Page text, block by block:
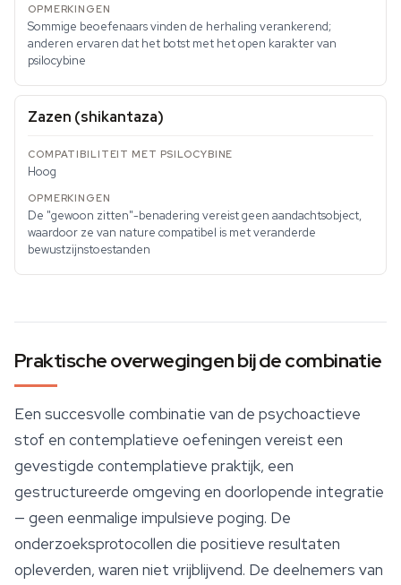
Sommige beoefenaars vinden de herhaling verankerend;
anderen ervaren dat het botst met het open karakter van
psilocybine
Zazen (shikantaza)
Hoog
De "gewoon zitten"-benadering vereist geen aandachtsobject,
waardoor ze van nature compatibel is met veranderde
bewustzijnstoestanden
Praktische overwegingen bij de combinatie
Een succesvolle combinatie van de psychoactieve
stof en contemplatieve oefeningen vereist een
gevestigde contemplatieve praktijk, een
gestructureerde omgeving en doorlopende integratie
— geen eenmalige impulsieve poging. De
onderzoeksprotocollen die positieve resultaten
opleverden, waren niet vrijblijvend. De deelnemers van